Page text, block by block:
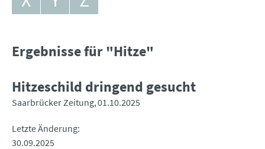
Ergebnisse für "Hitze"
Hitzeschild dringend gesucht
Saarbrücker Zeitung 01.10.2025
Letzte Änderung
30.09.2025